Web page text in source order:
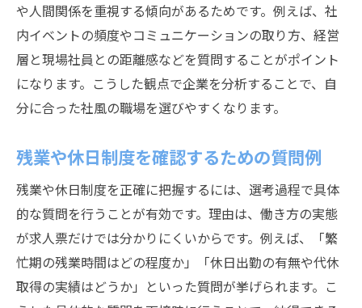
や人間関係を重視する傾向があるためです。例えば、社
内イベントの頻度やコミュニケーションの取り方、経営
層と現場社員との距離感などを質問することがポイント
になります。こうした観点で企業を分析することで、自
分に合った社風の職場を選びやすくなります。
残業や休日制度を確認するための質問例
残業や休日制度を正確に把握するには、選考過程で具体
的な質問を行うことが有効です。理由は、働き方の実態
が求人票だけでは分かりにくいからです。例えば、「繁
忙期の残業時間はどの程度か」「休日出勤の有無や代休
取得の実績はどうか」といった質問が挙げられます。こ